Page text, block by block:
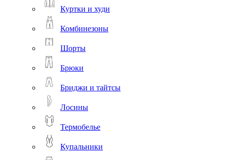
Куртки и худи
Комбинезоны
Шорты
Брюки
Бриджи и тайтсы
Лосины
Термобелье
Купальники